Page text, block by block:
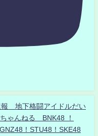
地下格闘アイドルだい
ゃんねる BNK48 ！
！STU48！SKE48